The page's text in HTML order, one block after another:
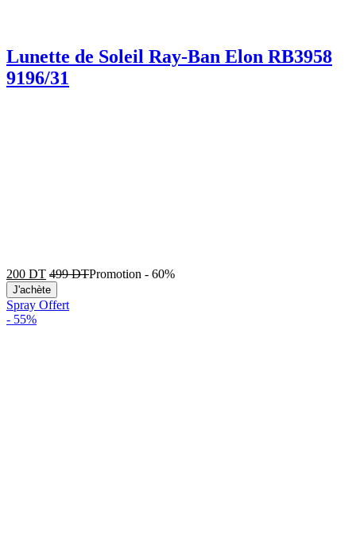
Lunette de Soleil Ray-Ban Elon RB3958
9196/31
200 DT 499DTPromotion - 60%
J'achète
Spray Offert
- 55%